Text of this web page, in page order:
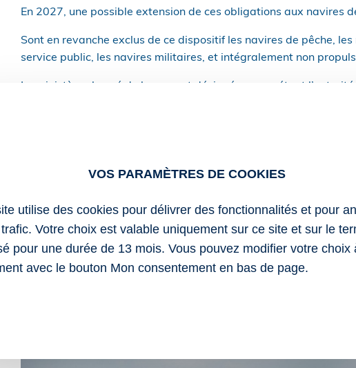
En 2027, une possible extension de ces obligations aux navires
Sont en revanche exclus de ce dispositif les navires de pêche,
service public, les navires militaires, et intégralement non
Le ministère chargé de la mer est désigné comme étant
Le ministère sera également compétent pour fixer les routes
Sources :
Décret no 2025-1353 du 26 décembre 2025 relatif à
carbone dans le transport maritime
VOS PARAMÈTRES DE COOKIES
utilise des cookies pour délivrer des fonctionnalités et pour
Votre choix est valable uniquement sur ce site et sur le
pour une durée de 13 mois. Vous pouvez modifier votre choix
avec le bouton Mon consentement en bas de page.